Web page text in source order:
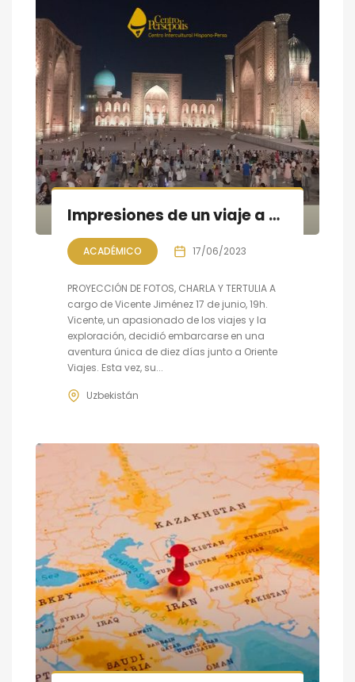
Impresiones de un viaje a Uzbekistán, a cargo de Vicente Jiménez.
ACADÉMICO 17/06/2023
PROYECCIÓN DE FOTOS, CHARLA Y TERTULIA A
cargo de Vicente Jiménez 17 de junio, 19h.
Vicente, un apasionado de los viajes y la
exploración, decidió embarcarse en una
aventura única de diez días junto a Oriente
Viajes. Esta vez, su...
Uzbekistán